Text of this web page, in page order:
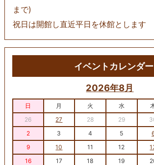
まで)
祝日は開館し直近平日を休館とします
イベントカレンダー
2026年8月
日 月 火 水
26
27 28 29
2
3 4 5
9
10 11 12
16
17 18 19